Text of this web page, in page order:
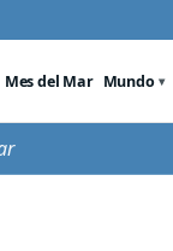
Mes del Mar Mundo